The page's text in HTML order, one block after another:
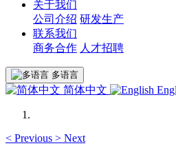
关于我们
公司介绍 研发生产
联系我们
商务合作 人才招聘
多语言
简体中文
< Previous > Next